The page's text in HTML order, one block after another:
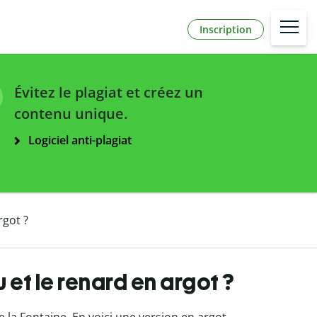
Inscription
Évitez le plagiat et créez un
contenu unique.
Logiciel anti-plagiat
?
le renard en argot ?